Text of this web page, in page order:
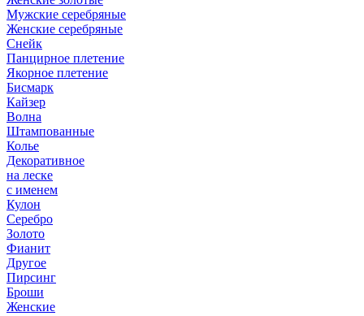
Мужские серебряные
Женские серебряные
Снейк
Панцирное плетение
Якорное плетение
Бисмарк
Кайзер
Волна
Штампованные
Колье
Декоративное
на леске
с именем
Кулон
Серебро
Золото
Фианит
Другое
Пирсинг
Броши
Женские